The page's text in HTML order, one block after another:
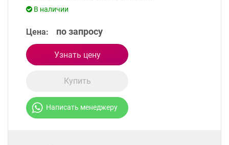
В наличии
Цена: по запросу
Узнать цену
Купить
Написать менеджеру